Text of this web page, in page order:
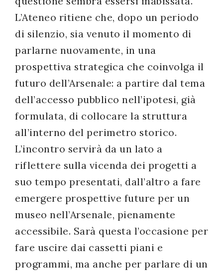
L’Ateneo ritiene che, dopo un periodo
di silenzio, sia venuto il momento di
parlarne nuovamente, in una
prospettiva strategica che coinvolga il
futuro dell’Arsenale: a partire dal tema
dell’accesso pubblico nell’ipotesi, già
formulata, di collocare la struttura
all’interno del perimetro storico.
L’incontro servirà da un lato a
riflettere sulla vicenda dei progetti a
suo tempo presentati, dall’altro a fare
emergere prospettive future per un
museo nell’Arsenale, pienamente
accessibile. Sarà questa l’occasione per
fare uscire dai cassetti piani e
programmi, ma anche per parlare di un